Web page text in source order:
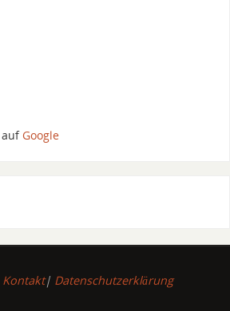
aufGoogle
Kontakt| Datenschutzerklärung